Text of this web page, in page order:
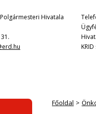
Hivatala
Főoldal